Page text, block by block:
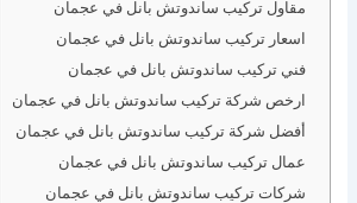
مقاول تركيب ساندوتش بانل في عجمان
اسعار تركيب ساندوتش بانل في عجمان
فني تركيب ساندوتش بانل في عجمان
ارخص شركة تركيب ساندوتش بانل في عجمان
أفضل شركة تركيب ساندوتش بانل في عجمان
عمال تركيب ساندوتش بانل في عجمان
شركات تركيب ساندوتش بانل في عجمان